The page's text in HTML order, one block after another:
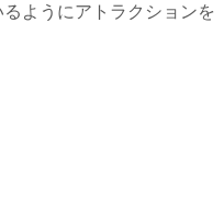
ようにアトラクションを